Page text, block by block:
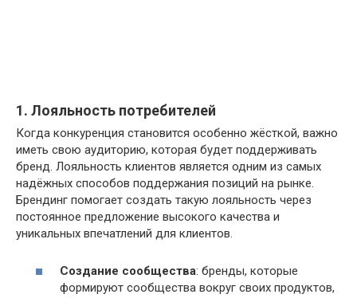
1. Лояльность потребителей
Когда конкуренция становится особенно жёсткой, важно
иметь свою аудиторию, которая будет поддерживать
бренд. Лояльность клиентов является одним из самых
надёжных способов поддержания позиций на рынке.
Брендинг помогает создать такую лояльность через
постоянное предложение высокого качества и
уникальных впечатлений для клиентов.
Создание сообщества: бренды, которые
формируют сообщества вокруг своих продуктов,